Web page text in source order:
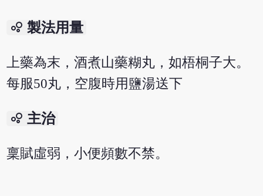
bubble_chart 製法用量
上藥為末，酒煮山藥糊丸，如梧桐子大。
每服50丸，空腹時用鹽湯送下
bubble_chart 主治
稟賦虛弱，小便頻數不禁。